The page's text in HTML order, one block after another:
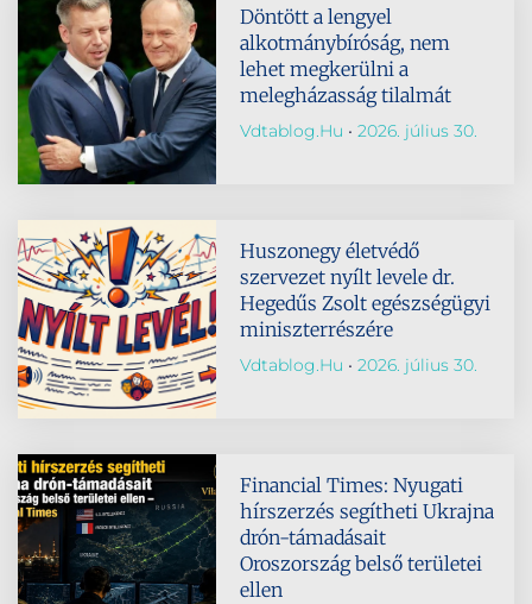
Döntött a lengyel
alkotmánybíróság, nem
lehet megkerülni a
melegházasság tilalmát
Vdtablog.hu 2026. július 30.
Huszonegy életvédő
szervezet nyílt levele dr.
Hegedűs Zsolt egészségügyi
miniszterrészére
Vdtablog.hu 2026. július 30.
Financial Times: Nyugati
hírszerzés segítheti Ukrajna
drón-támadásait
Oroszország belső területei
ellen